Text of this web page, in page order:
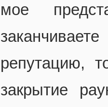
мое
репутацию,
закрытие